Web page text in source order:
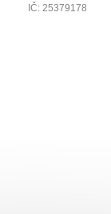
IČ: 25379178